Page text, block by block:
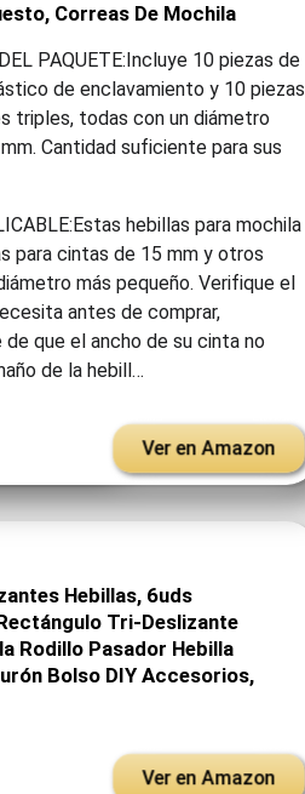
Correas De Mochila
PAQUETE​​:Incluye 10 piezas de
de enclavamiento y 10 piezas
triples, todas con un diámetro
Cantidad suficiente para sus
hebillas para mochila
para cintas de 15 mm y otros
más pequeño. Verifique el
antes de comprar,
de que el ancho de su cinta no
de la hebill…
Ver en Amazon
Hebillas, 6uds
Tri-Deslizante
Rodillo Pasador Hebilla
Bolso DIY Accesorios,
Ver en Amazon